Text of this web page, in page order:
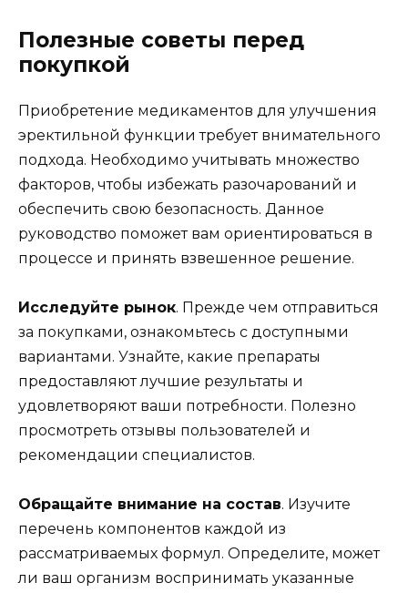
Полезные советы перед
покупкой
Приобретение медикаментов для улучшения
эректильной функции требует внимательного
подхода. Необходимо учитывать множество
факторов, чтобы избежать разочарований и
обеспечить свою безопасность. Данное
руководство поможет вам ориентироваться в
процессе и принять взвешенное решение.
Исследуйте рынок. Прежде чем отправиться
за покупками, ознакомьтесь с доступными
вариантами. Узнайте, какие препараты
предоставляют лучшие результаты и
удовлетворяют ваши потребности. Полезно
просмотреть отзывы пользователей и
рекомендации специалистов.
Обращайте внимание на состав. Изучите
перечень компонентов каждой из
рассматриваемых формул. Определите, может
ли ваш организм воспринимать указанные